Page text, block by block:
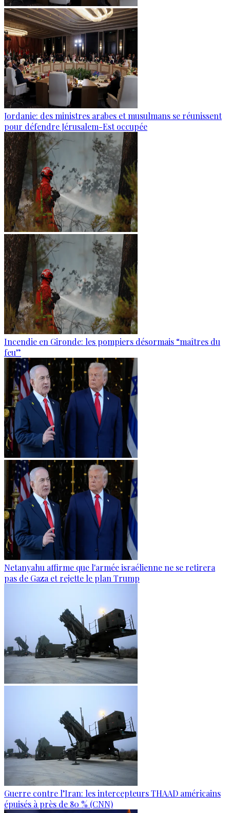
Jordanie: des ministres arabes et musulmans se réunissent
pour défendre Jérusalem-Est occupée
Incendie en Gironde: les pompiers désormais “maîtres du
feu”
Netanyahu affirme que l'armée israélienne ne se retirera
pas de Gaza et rejette le plan Trump
Guerre contre l’Iran: les intercepteurs THAAD américains
épuisés à près de 80 % (CNN)